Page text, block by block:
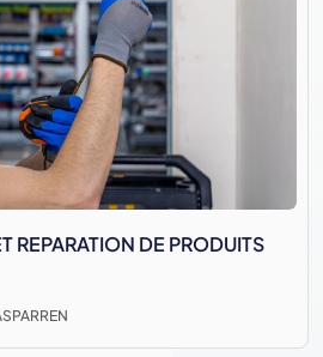
REPARATION DE PRODUITS